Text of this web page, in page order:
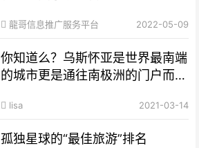
龍哥信息推广服务平台 2022-05-09
你知道么？乌斯怀亚是世界最南端
的城市更是通往南极洲的门户而驰
lisa 2021-03-14
孤独星球的“最佳旅游”排名